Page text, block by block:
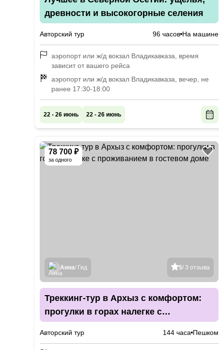
древности и высокогорные селения
Авторский тур 96 часов На машине
аэропорт или ж/д вокзал Владикавказа, время
зависит от вашего рейса
аэропорт или ж/д вокзал Владикавказа, вечер, не
ранее 17:30-18:00
22 - 26 июнь 22 - 26 июнь
78 700 ₽
за одного
5/ 3 отзыва
Анна/ Гид
Треккинг-тур в Архыз с комфортом:
прогулки в горах налегке с
Авторский тур 144 часа Пешком